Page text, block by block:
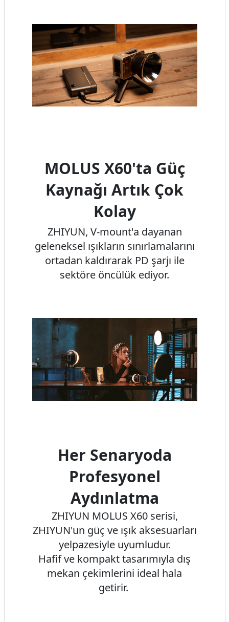
MOLUS X60'ta Güç
Kaynağı Artık Çok
Kolay
ZHIYUN, V-mount'a dayanan
geleneksel ışıkların sınırlamalarını
ortadan kaldırarak PD şarjı ile
sektöre öncülük ediyor.
Her Senaryoda
Profesyonel
Aydınlatma
ZHIYUN MOLUS X60 serisi,
ZHIYUN'un güç ve ışık aksesuarları
yelpazesiyle uyumludur.
Hafif ve kompakt tasarımıyla dış
mekan çekimlerini ideal hala
getirir.